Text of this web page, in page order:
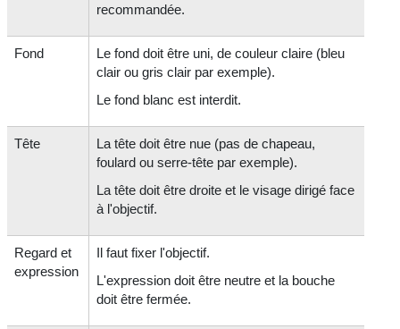
recommandée.
Fond
Le fond doit être uni, de couleur claire (bleu
clair ou gris clair par exemple).
Le fond blanc est interdit.
Tête
La tête doit être nue (pas de chapeau,
foulard ou serre-tête par exemple).
La tête doit être droite et le visage dirigé face
à l'objectif.
Regard et
expression
Il faut fixer l'objectif.
L'expression doit être neutre et la bouche
doit être fermée.